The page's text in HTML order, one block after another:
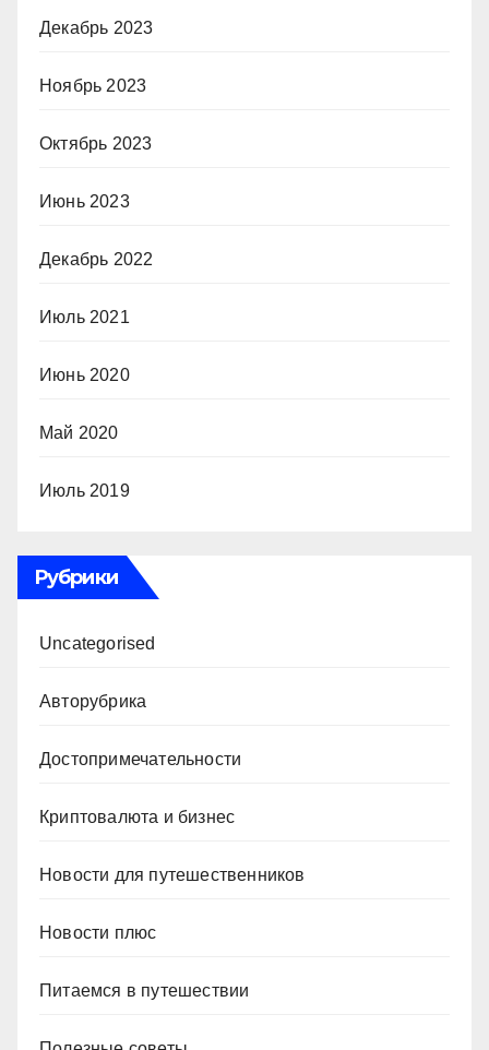
Декабрь 2023
Ноябрь 2023
Октябрь 2023
Июнь 2023
Декабрь 2022
Июль 2021
Июнь 2020
Май 2020
Июль 2019
Рубрики
Uncategorised
Авторубрика
Достопримечательности
Криптовалюта и бизнес
Новости для путешественников
Новости плюс
Питаемся в путешествии